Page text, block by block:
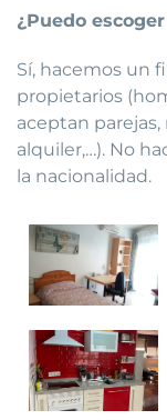
¿Puedo
Sí, hacemos un
propietarios
aceptan
alquiler,…). No
la nacionalidad.